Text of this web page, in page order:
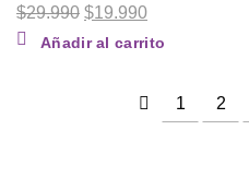
$29.990 El
original
$19.990El
actual
Añadir al carrito
1 2